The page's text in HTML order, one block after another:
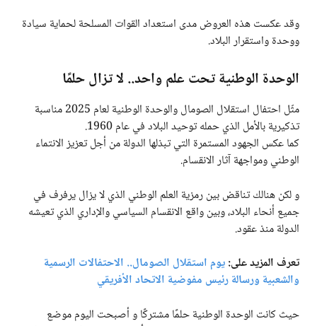
وقد عكست هذه العروض مدى استعداد القوات المسلحة لحماية سيادة
ووحدة واستقرار البلاد.
الوحدة الوطنية تحت علم واحد.. لا تزال حلمًا
مثّل احتفال استقلال الصومال والوحدة الوطنية لعام 2025 مناسبة
تذكيرية بالأمل الذي حمله توحيد البلاد في عام 1960.
كما عكس الجهود المستمرة التي تبذلها الدولة من أجل تعزيز الانتماء
الوطني ومواجهة آثار الانقسام.
و لكن هنالك تناقض بين رمزية العلم الوطني الذي لا يزال يرفرف في
جميع أنحاء البلاد، وبين واقع الانقسام السياسي والإداري الذي تعيشه
الدولة منذ عقود.
تعرف المزيد على:يوم استقلال الصومال.. الاحتفالات الرسمية
والشعبية ورسالة رئيس مفوضية الاتحاد الأفريقي
حيث كانت الوحدة الوطنية حلمًا مشتركًا و أصبحت اليوم موضع